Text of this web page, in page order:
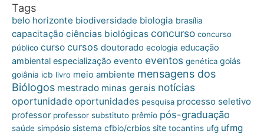
Tags
belo horizonte biodiversidade biologia brasília
capacitação ciências biológicas concurso concurso
público curso cursos doutorado ecologia educação
ambiental especialização evento eventos genética goiás
goiânia icb livro meio ambiente mensagens dos
Biólogos mestrado minas gerais notícias
oportunidade oportunidades pesquisa processo seletivo
professor professor substituto prêmio pós-graduação
saúde simpósio sistema cfbio/crbios site tocantins ufg ufmg